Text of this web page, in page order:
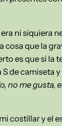
ni siquiera
que la
es que si la
de camiseta y
no me gusta,
costillar y el